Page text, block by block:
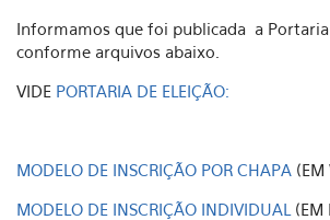
Informamos que foi publicada a
conforme arquivos abaixo.
VIDE PORTARIA DE ELEIÇÃO:
MODELO DE INSCRIÇÃO POR CHAPA (EM
MODELO DE INSCRIÇÃO INDIVIDUAL (EM